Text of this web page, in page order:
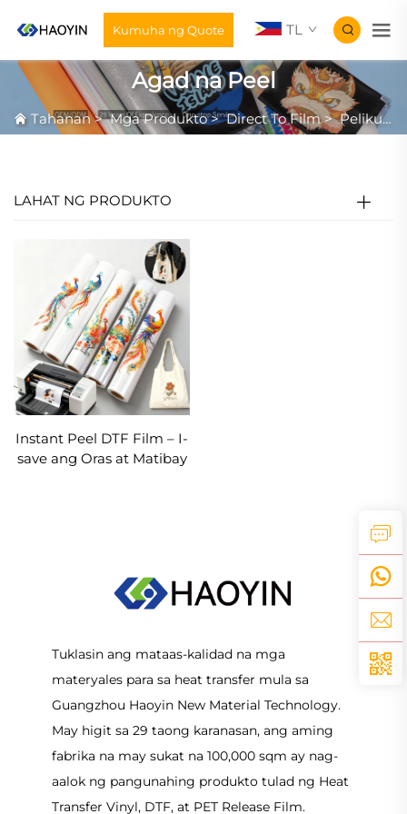
Kumuha ng Quote TL
Agad na Peel
Tahanan>Mga Produkto>Direct To Film>Pelikula ng DTF
LAHAT NG PRODUKTO
Instant Peel DTF Film – I-
save ang Oras at Matibay
Tuklasin ang mataas-kalidad na mga
materyales para sa heat transfer mula sa
Guangzhou Haoyin New Material Technology.
May higit sa 29 taong karanasan, ang aming
fabrika na may sukat na 100,000 sqm ay nag-
aalok ng pangunahing produkto tulad ng Heat
Transfer Vinyl, DTF, at PET Release Film.